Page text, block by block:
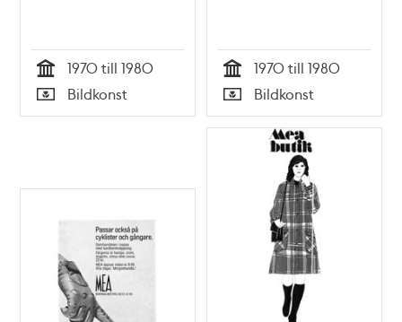
Tid
1970 till 1980
Typ
Bildkonst Tid
1970 till 1980
Typ
Bildkonst